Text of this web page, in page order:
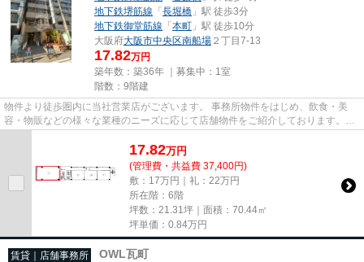
地下鉄堺筋線 「長堀橋 」駅 徒歩3分
地下鉄御堂筋線 「本町 」駅 徒歩10分
大阪府大阪市中央区南船場 ２丁目7-13
17.82万円
築年数：築36年 ｜募集中： 1室
階数：9階建
物件より徒歩圏内に当社営業店がございます。 事務所物件をはじめ、飲食・美
容・物販などの様々な業種のニーズに応じて店舗物件をご紹介しております。
尚、弊社ではおとり広告は一切...
17.82万円
(管理費・共益費 37,400円)
敷：17万円｜礼：22万円
所在階：6階
坪数：21.31坪｜面積：70.44㎡
坪単価： 0.84万円
賃貸｜店舗事務所 OWL瓦町